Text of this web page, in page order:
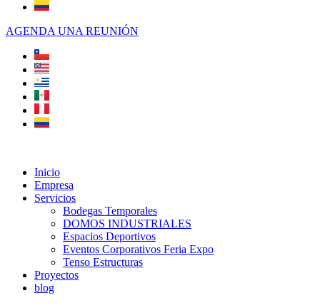
AGENDA UNA REUNIÓN
Inicio
Empresa
Servicios
Bodegas Temporales
DOMOS INDUSTRIALES
Espacios Deportivos
Eventos Corporativos Feria Expo
Tenso Estructuras
Proyectos
blog